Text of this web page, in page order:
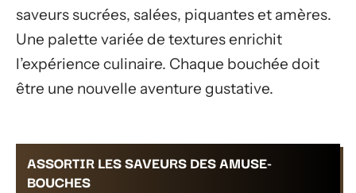
saveurs sucrées, salées, piquantes et amères.
Une palette variée de textures enrichit
l’expérience culinaire. Chaque bouchée doit
être une nouvelle aventure gustative.
ASSORTIR LES SAVEURS DES AMUSE-
BOUCHES